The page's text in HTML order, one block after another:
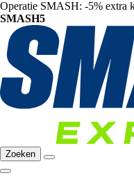
Operatie SMASH: -5% extra
SMASH5
Zoeken